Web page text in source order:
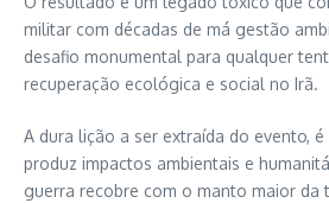
militar com décadas de má gestão
desafio monumental para qualquer
recuperação ecológica e social no Irã.
A dura lição a ser extraída do evento,
produz impactos ambientais e
guerra recobre com o manto maior da